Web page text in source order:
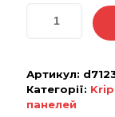
Артикул:
Категорії:
панелей